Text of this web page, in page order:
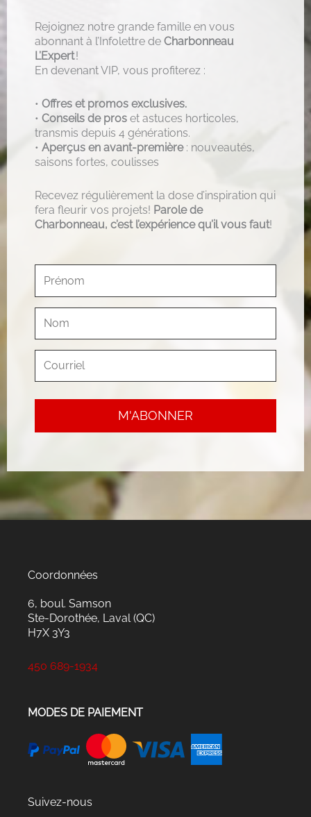
Rejoignez notre grande famille en vous
abonnant à l’Infolettre de Charbonneau
L’Expert!
En devenant VIP, vous profiterez :
• Offres et promos exclusives.
• Conseils de pros et astuces horticoles,
transmis depuis 4 générations.
• Aperçus en avant-première: nouveautés,
saisons fortes, coulisses
Recevez régulièrement la dose d’inspiration qui
fera fleurir vos projets! Parole de
Charbonneau, c’est l’expérience qu’il vous faut!
Coordonnées
6, boul. Samson
Ste-Dorothée, Laval (QC)
H7X 3Y3
450 689-1934
MODES DE PAIEMENT
Suivez-nous